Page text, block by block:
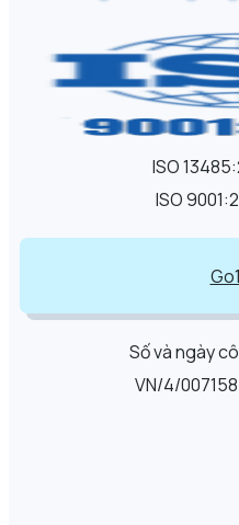
ISO
ISO
Số và ngày
VN/4/